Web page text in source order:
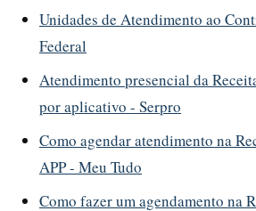
Unidades de Atendimento ao
Federal
Atendimento presencial da
por aplicativo - Serpro
Como agendar atendimento na
APP - Meu Tudo
Como fazer um agendamento na